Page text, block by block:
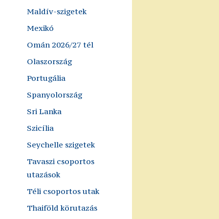
Maldív-szigetek
Mexikó
Omán 2026/27 tél
Olaszország
Portugália
Spanyolország
Sri Lanka
Szicília
Seychelle szigetek
Tavaszi csoportos
utazások
Téli csoportos utak
Thaiföld körutazás